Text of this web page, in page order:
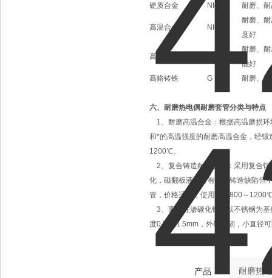
硬质合金 NH10 耐磨、
高温合金 NH12
耐磨、
度好
高温合金
耐磨、
能好
高鉻铸铁
G 耐磨、
六、耐磨热电偶耐磨套管分类与特点
1、耐磨高温合金：根据高温磨损环
和*的高温强度的耐磨高温合金，经
1200℃。
2、复合铸造耐磨合金：采用复合铠
化，磁翻板液位计有少许铸造缺陷但
管，价格适中，使用温度800～
3、离子注渗碳化钨：以不锈钢为基
度0.5 ～1.5mm，外硬内韧，小直径
产品：